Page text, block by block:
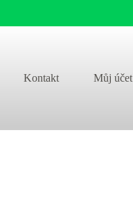
Kontakt Můj účet